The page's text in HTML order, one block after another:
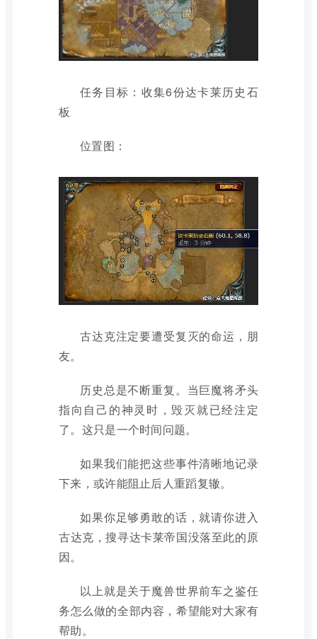
任务目标：收集6份达卡莱历史石
板
位置图：
古达克注定要遭受复灭的命运，朋
友。
历史总是不断重复。当巨魔将矛头
指向自己的神灵时，毁灭就已经注定
了。这只是一个时间问题。
如果我们能把这些事件清晰地记录
下来，或许能阻止后人重蹈复辙。
如果你足够勇敢的话，就请你进入
古达克，搜寻达卡莱帝国没落至此的原
因。
以上就是关于魔兽世界前车之鉴任
务怎么做的全部内容，希望能对大家有
帮助。